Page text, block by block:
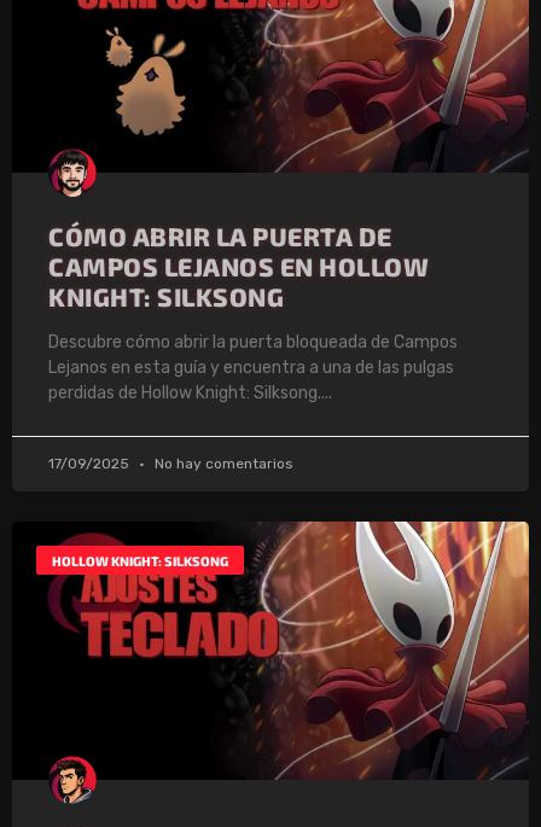
CÓMO ABRIR LA PUERTA DE
CAMPOS LEJANOS EN HOLLOW
KNIGHT: SILKSONG
Descubre cómo abrir la puerta bloqueada de Campos
Lejanos en esta guía y encuentra a una de las pulgas
perdidas de Hollow Knight: Silksong.
17/09/2025 No hay comentarios
HOLLOW KNIGHT: SILKSONG